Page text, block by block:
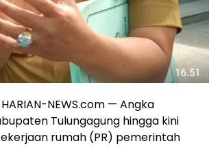
HARIAN-NEWS.com — Angka
Tulungagung hingga kini
rumah (PR) pemerintah